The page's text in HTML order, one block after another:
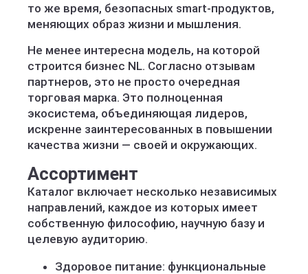
то же время, безопасных smart-продуктов,
меняющих образ жизни и мышления.
Не менее интересна модель, на которой
строится бизнес NL. Согласно отзывам
партнеров, это не просто очередная
торговая марка. Это полноценная
экосистема, объединяющая лидеров,
искренне заинтересованных в повышении
качества жизни — своей и окружающих.
Ассортимент
Каталог включает несколько независимых
направлений, каждое из которых имеет
собственную философию, научную базу и
целевую аудиторию.
Здоровое питание: функциональные